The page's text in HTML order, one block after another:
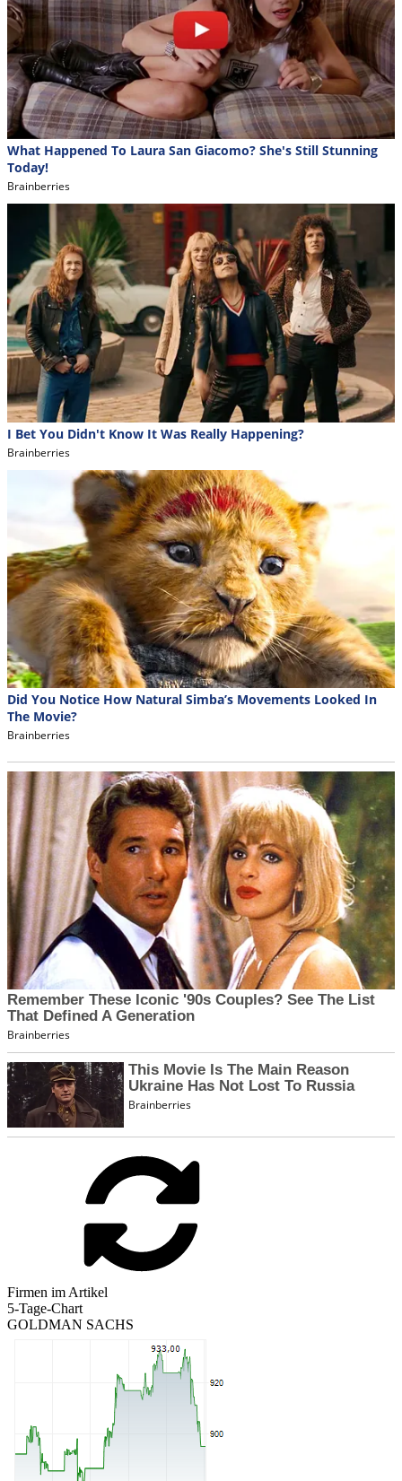
Firmen im Artikel
5-Tage-Chart
GOLDMAN SACHS